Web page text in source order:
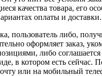
качества товара, его
оплаты и доставки.
пользователь либо,
оформляет заказ,
либо соглашается
в котором есть сейчас.
или на мобильный